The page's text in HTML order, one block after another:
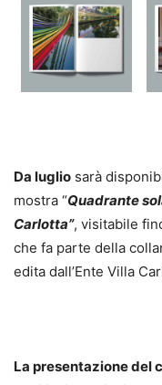
Da luglio sarà
mostra “Quadrante
Carlotta”, visitabile
che fa parte della
edita dall’Ente Villa
La presentazione del